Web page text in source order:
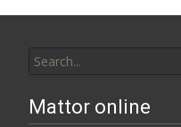
for:
Mattor online